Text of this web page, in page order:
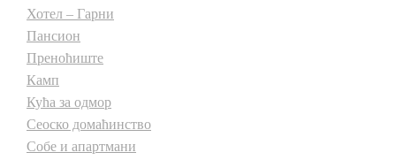
Хотел – Гарни
Пансион
Преноћиште
Камп
Кућа за одмор
Сеоско домаћинство
Собе и апартмани